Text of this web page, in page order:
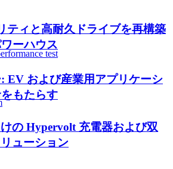
ティと高耐久ドライブを再構築
ーハウス
EV および産業用アプリケーシ
もたらす
の Hypervolt 充電器および双
ューション